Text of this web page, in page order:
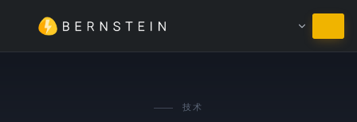
继续使用简体中文
技术